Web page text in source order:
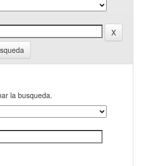
la busqueda.